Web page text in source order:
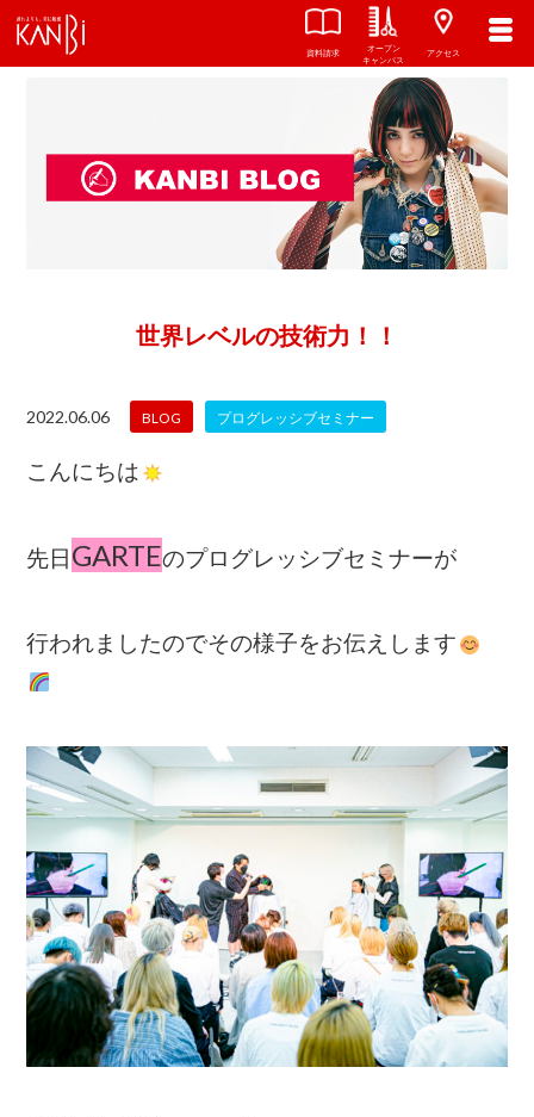
アクセス
オープン
キャンパス
資料請求
世界レベルの技術力！！
2022.06.06 BLOG プログレッシブセミナー
こんにちは
先日GARTEのプログレッシブセミナーが
行われましたのでその様子をお伝えします